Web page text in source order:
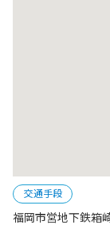
交通手段
福岡市営地下鉄箱